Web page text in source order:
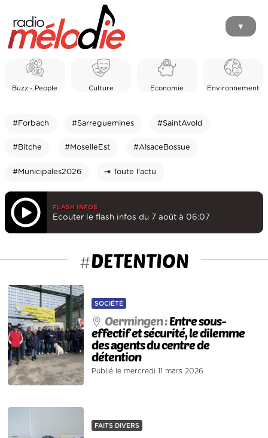
▼
Buzz - People Culture Economie Environnement
#Forbach #Sarreguemines #SaintAvold
#Bitche #MoselleEst #AlsaceBossue
#Municipales2026 ⇥ Toute l'actu
FLASH INFOS
Ecouter le flash infos du 7 août à 06:07
#DETENTION
SOCIÉTÉ
Oermingen :Entre sous-
effectif et sécurité, le dilemme
des agents du centre de
détention
Publié le mercredi 11 mars 2026
FAITS DIVERS